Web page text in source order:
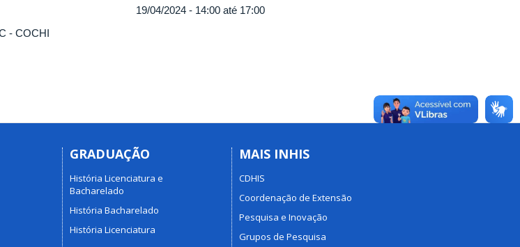
- COCHI
19/04/2024 - 14:00 até 17:00
GRADUAÇÃO
História Licenciatura e
Bacharelado
História Bacharelado
História Licenciatura
MAIS INHIS
CDHIS
Coordenação de Extensão
Pesquisa e Inovação
Grupos de Pesquisa